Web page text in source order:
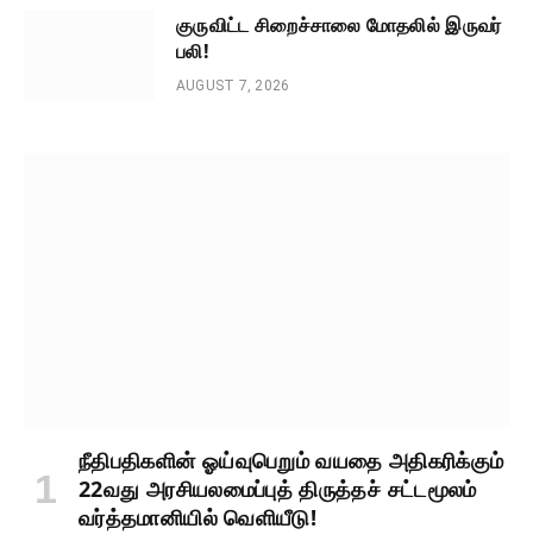
குருவிட்ட சிறைச்சாலை மோதலில் இருவர்
பலி!
AUGUST 7, 2026
நீதிபதிகளின் ஓய்வுபெறும் வயதை அதிகரிக்கும்
22வது அரசியலமைப்புத் திருத்தச் சட்டமூலம்
வர்த்தமானியில் வெளியீடு!